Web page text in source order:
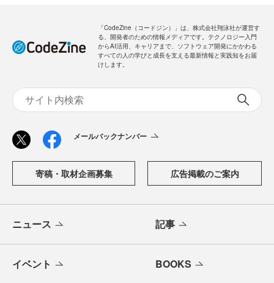
「CodeZine（コードジン）」は、株式会社翔泳社が運営す
る、開発者のための情報メディアです。テクノロジー入門
からAI活用、キャリアまで、ソフトウェア開発にかかわる
すべての人の学びと成長を支える最新情報と実践知をお届
けします。
メールバックナンバー
寄稿・取材企画募集 広告掲載のご案内
ニュース 記事
イベント BOOKS